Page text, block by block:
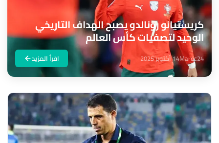
كريستيانو رونالدو يصبح الهداف التاريخي
الوحيد لتصفيات كأس العالم
Maroc2414 أكتوبر 2025 اقرأ المزيد